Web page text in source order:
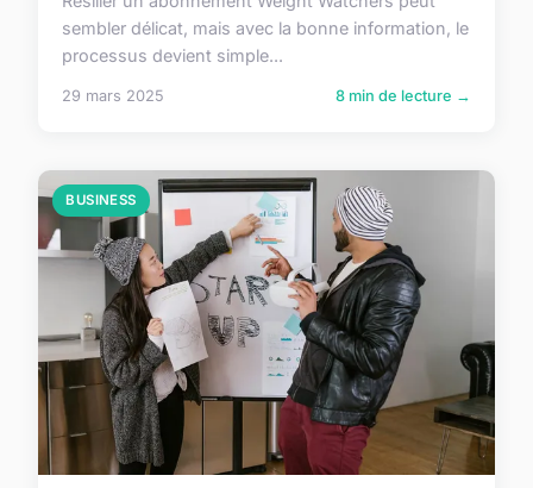
sembler délicat, mais avec la bonne information, le
processus devient simple...
29 mars 2025 8 min de lecture →
BUSINESS